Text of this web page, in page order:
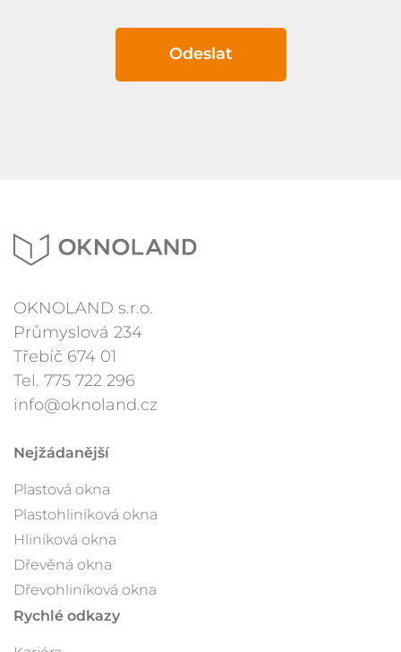
Odeslat
OKNOLAND s.r.o.
Průmyslová 234
Třebíč 674 01
Tel. 775 722 296
info@oknoland.cz
Nejžádanější
Plastová okna
Plastohliníková okna
Hliníková okna
Dřevěná okna
Dřevohliníková okna
Rychlé odkazy